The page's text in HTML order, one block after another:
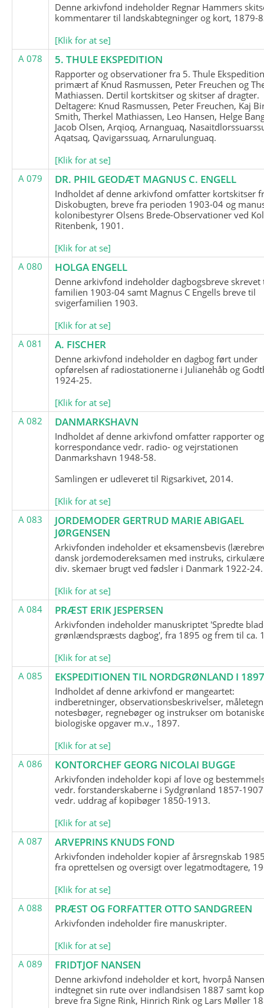
Denne arkivfond indeholder Regnar Hammers
kommentarer til landskabtegninger og kort, 1879-
[Klik for at se]
A 078
5. THULE EKSPEDITION
Rapporter og observationer fra 5. Thule
primært af Knud Rasmussen, Peter Freuchen og
Mathiassen. Dertil kortskitser og skitser af dragter.
Deltagere: Knud Rasmussen, Peter Freuchen, Kaj
Smith, Therkel Mathiassen, Leo Hansen, Helge
Jacob Olsen, Arqioq, Arnanguaq,
Aqatsaq, Qavigarssuaq, Arnarulunguaq.
[Klik for at se]
A 079
DR. PHIL GEODÆT MAGNUS C. ENGELL
Indholdet af denne arkivfond omfatter kortskitser
Diskobugten, breve fra perioden 1903-04 og
kolonibestyrer Olsens Brede-Observationer ved
Ritenbenk, 1901.
[Klik for at se]
A 080
HOLGA ENGELL
Denne arkivfond indeholder dagbogsbreve skrevet
familien 1903-04 samt Magnus C Engells breve til
svigerfamilien 1903.
[Klik for at se]
A 081
A. FISCHER
Denne arkivfond indeholder en dagbog ført under
opførelsen af radiostationerne i Julianehåb og
1924-25.
[Klik for at se]
A 082
DANMARKSHAVN
Indholdet af denne arkivfond omfatter rapporter og
korrespondance vedr. radio- og vejrstationen
Danmarkshavn 1948-58.
Samlingen er udleveret til Rigsarkivet, 2014.
[Klik for at se]
A 083
JORDEMODER GERTRUD MARIE ABIGAEL
JØRGENSEN
Arkivfonden indeholder et eksamensbevis
dansk jordemodereksamen med instruks,
div. skemaer brugt ved fødsler i Danmark 1922-24.
[Klik for at se]
A 084
PRÆST ERIK JESPERSEN
Arkivfonden indeholder manuskriptet 'Spredte
grønlændspræsts dagbog', fra 1895 og frem til ca.
[Klik for at se]
A 085
EKSPEDITIONEN TIL NORDGRØNLAND I
Indholdet af denne arkivfond er mangeartet:
indberetninger, observationsbeskrivelser,
notesbøger, regnebøger og instrukser om
biologiske opgaver m.v., 1897.
[Klik for at se]
A 086
KONTORCHEF GEORG NICOLAI BUGGE
Arkivfonden indeholder kopi af love og
vedr. forstanderskaberne i Sydgrønland 1857-
vedr. uddrag af kopibøger 1850-1913.
[Klik for at se]
A 087
ARVEPRINS KNUDS FOND
Arkivfonden indeholder kopier af årsregnskab
fra oprettelsen og oversigt over legatmodtagere,
[Klik for at se]
A 088
PRÆST OG FORFATTER OTTO SANDGREEN
Arkivfonden indeholder fire manuskripter.
[Klik for at se]
A 089
FRIDTJOF NANSEN
Denne arkivfond indeholder et kort, hvorpå
indtegnet sin rute over indlandsisen 1887 samt
breve fra Signe Rink, Hinrich Rink og Lars Møller